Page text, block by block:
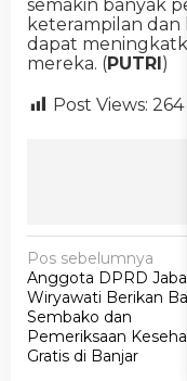
semakin banyak
keterampilan dan
dapat
mereka. (PUTRI)
Post Views: 264
N
a
v
i
Pos sebelumnya
Anggota DPRD
Wiryawati Berikan
Sembako dan
Pemeriksaan
Gratis di Banjar